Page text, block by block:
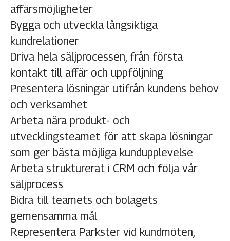
affärsmöjligheter
Bygga och utveckla långsiktiga
kundrelationer
Driva hela säljprocessen, från första
kontakt till affär och uppföljning
Presentera lösningar utifrån kundens behov
och verksamhet
Arbeta nära produkt- och
utvecklingsteamet för att skapa lösningar
som ger bästa möjliga kundupplevelse
Arbeta strukturerat i CRM och följa vår
säljprocess
Bidra till teamets och bolagets
gemensamma mål
Representera Parkster vid kundmöten,